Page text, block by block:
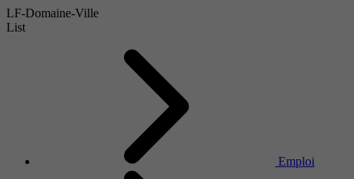
LF-Domaine-Ville
List
Emploi